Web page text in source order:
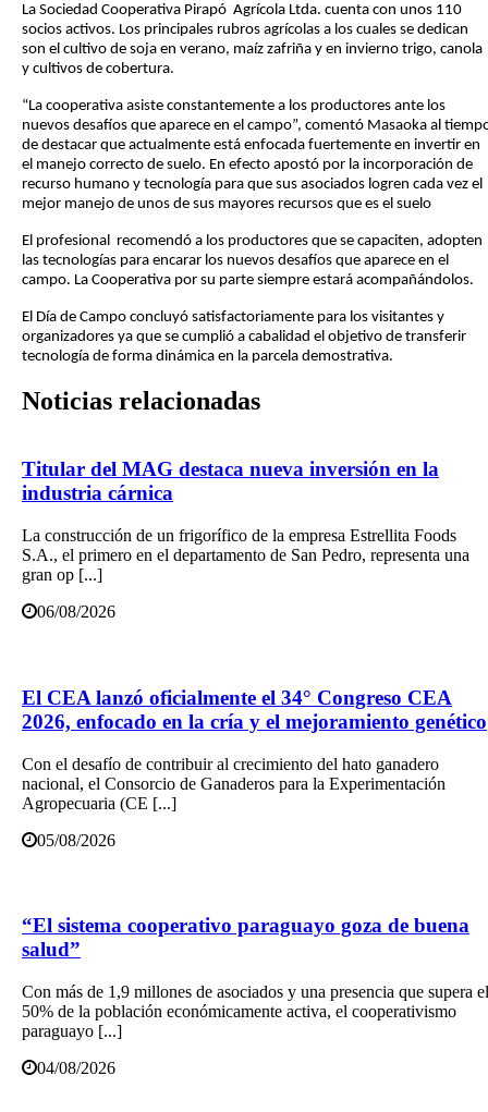
La Sociedad Cooperativa Pirapó Agrícola Ltda. cuenta con unos 110
socios activos. Los principales rubros agrícolas a los cuales se dedican
son el cultivo de soja en verano, maíz zafriña y en invierno trigo, canola
y cultivos de cobertura.
“La cooperativa asiste constantemente a los productores ante los
nuevos desafíos que aparece en el campo”, comentó Masaoka al
de destacar que actualmente está enfocada fuertemente en invertir en
el manejo correcto de suelo. En efecto apostó por la incorporación de
recurso humano y tecnología para que sus asociados logren cada vez el
mejor manejo de unos de sus mayores recursos que es el suelo
El profesional recomendó a los productores que se capaciten, adopten
las tecnologías para encarar los nuevos desafíos que aparece en el
campo. La Cooperativa por su parte siempre estará acompañándolos.
El Día de Campo concluyó satisfactoriamente para los visitantes y
organizadores ya que se cumplió a cabalidad el objetivo de transferir
tecnología de forma dinámica en la parcela demostrativa.
Noticias relacionadas
Titular del MAG destaca nueva inversión en la
industria cárnica
La construcción de un frigorífico de la empresa Estrellita Foods
S.A., el primero en el departamento de San Pedro, representa una
gran op [...]
06/08/2026
El CEA lanzó oficialmente el 34° Congreso CEA
2026, enfocado en la cría y el mejoramiento genético
Con el desafío de contribuir al crecimiento del hato ganadero
nacional, el Consorcio de Ganaderos para la Experimentación
Agropecuaria (CE [...]
05/08/2026
“El sistema cooperativo paraguayo goza de buena
salud”
Con más de 1,9 millones de asociados y una presencia que supera el
50% de la población económicamente activa, el cooperativismo
paraguayo [...]
04/08/2026